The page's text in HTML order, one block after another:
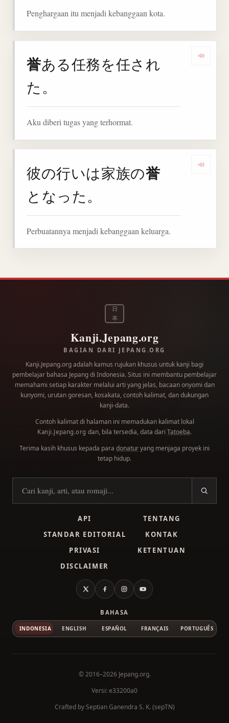
Penghargaan itu menjadi kebanggaan kota.
誉ある任務を任され
た。
Aku diberi tugas yang terhormat.
彼の行いは家族の誉
となった。
Perbuatannya menjadi kebanggaan keluarga.
日
本
Kanji.Jepang.org
BAGIAN DARI JEPANG.ORG
Kanji.Jepang.org adalah kamus rujukan khusus untuk kanji bagi
pembelajar bahasa Jepang di Indonesia. Situs ini membantu pembelajar
memahami setiap karakter melalui arti yang jelas, bacaan onyomi dan
kunyomi, urutan goresan, kosakata, contoh kalimat, dan dukungan
kanji-data.
Contoh kalimat di halaman ini memadukan kalimat lokal
Kanji.Jepang.org dan, bila tersedia, data dari Tatoeba.
Terima kasih khusus kepada para donaturyang menjaga proyek ini
tetap hidup.
Cari kanji
API
TENTANG
STANDAR EDITORIAL
KONTAK
PRIVASI
KETENTUAN
DISCLAIMER
X FacebookInstagramYouTube
BAHASA
INDONESIA ENGLISH ESPAÑOL FRANÇAIS PORTUGUÊS
© 2016–2026 Jepang.org.
Versi: e33200a0
Crafted bySeptian Ganendra S. K. (sepTN)